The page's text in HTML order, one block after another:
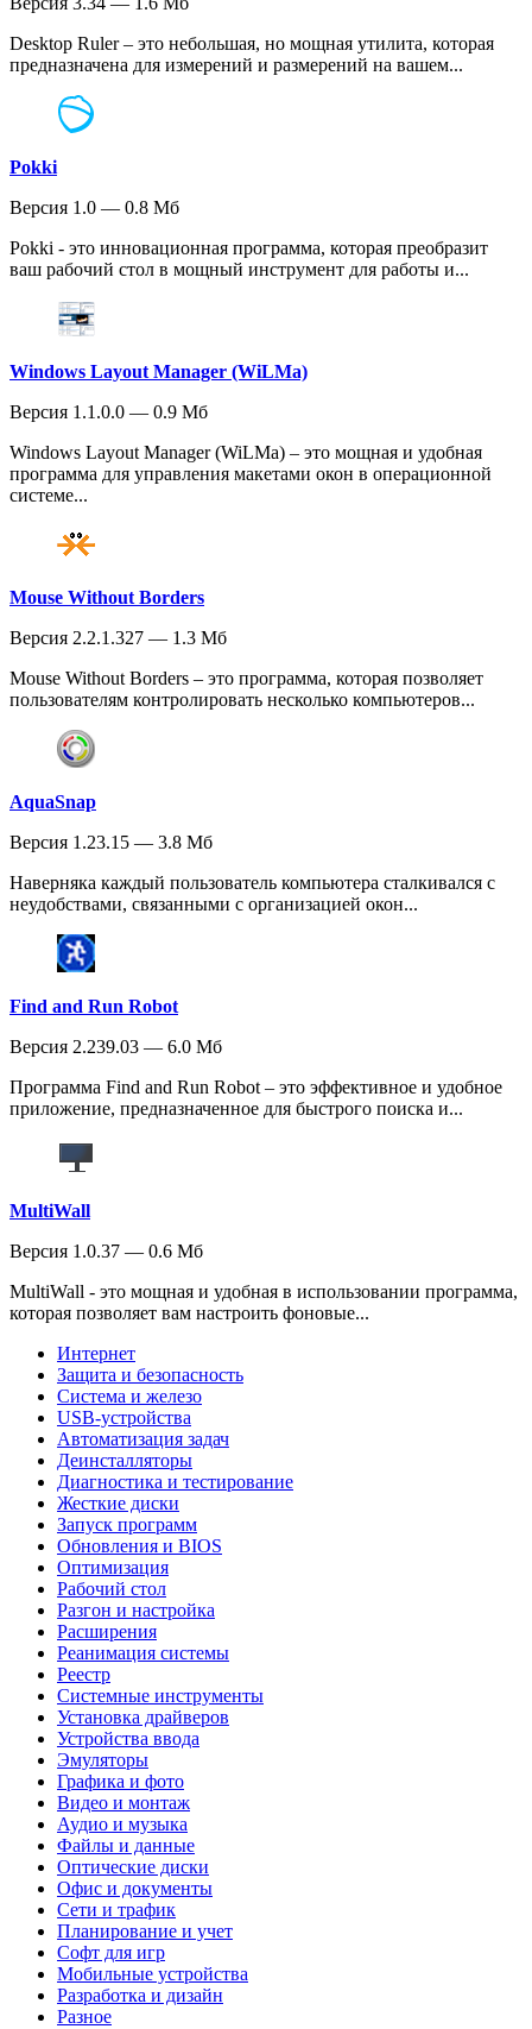
Desktop Ruler – это небольшая, но мощная утилита, которая
предназначена для измерений и размерений на вашем...
Pokki
Версия 1.0 — 0.8 Мб
Pokki - это инновационная программа, которая преобразит
ваш рабочий стол в мощный инструмент для работы и...
Windows Layout Manager (WiLMa)
Версия 1.1.0.0 — 0.9 Мб
Windows Layout Manager (WiLMa) – это мощная и удобная
программа для управления макетами окон в операционной
системе...
Mouse Without Borders
Версия 2.2.1.327 — 1.3 Мб
Mouse Without Borders – это программа, которая позволяет
пользователям контролировать несколько компьютеров...
AquaSnap
Версия 1.23.15 — 3.8 Мб
Наверняка каждый пользователь компьютера сталкивался с
неудобствами, связанными с организацией окон...
Find and Run Robot
Версия 2.239.03 — 6.0 Мб
Программа Find and Run Robot – это эффективное и удобное
приложение, предназначенное для быстрого поиска и...
MultiWall
Версия 1.0.37 — 0.6 Мб
MultiWall - это мощная и удобная в использовании программа,
которая позволяет вам настроить фоновые...
Интернет
Защита и безопасность
Система и железо
USB-устройства
Автоматизация задач
Деинсталляторы
Диагностика и тестирование
Жесткие диски
Запуск программ
Обновления и BIOS
Оптимизация
Рабочий стол
Разгон и настройка
Расширения
Реанимация системы
Реестр
Системные инструменты
Установка драйверов
Устройства ввода
Эмуляторы
Графика и фото
Видео и монтаж
Аудио и музыка
Файлы и данные
Оптические диски
Офис и документы
Сети и трафик
Планирование и учет
Софт для игр
Мобильные устройства
Разработка и дизайн
Разное